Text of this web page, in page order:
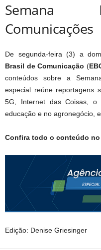
Semana
Comunicações
De segunda-feira (3) a
Brasil de Comunicação (
conteúdos sobre a
especial reúne reportagens
5G, Internet das Coisas, o
educação e no agronegócio,
Confira todo o conteúdo no
Edição: Denise Griesinger